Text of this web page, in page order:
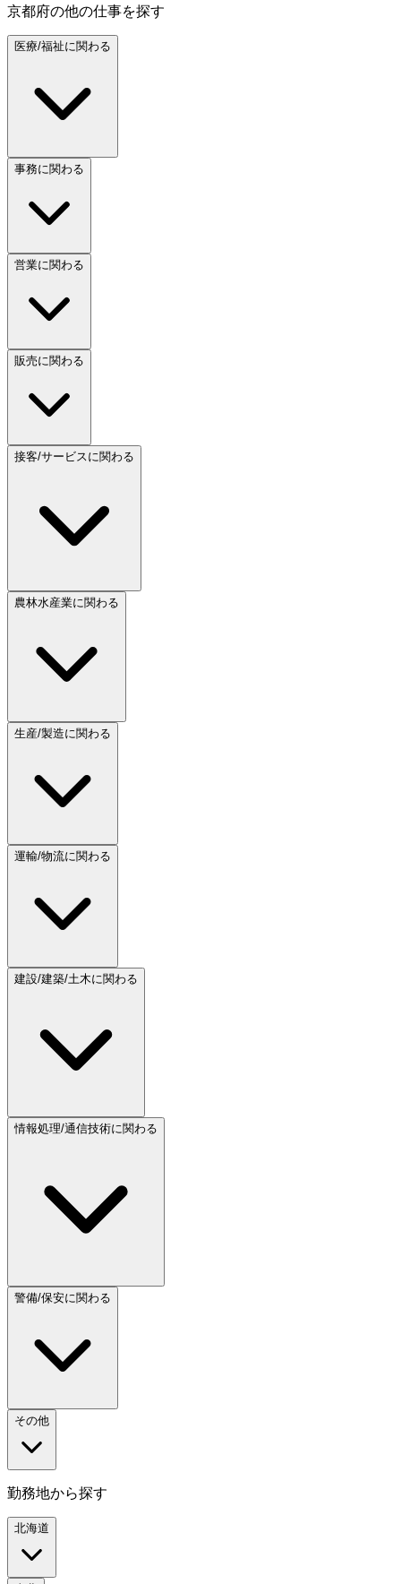
京都府の他の仕事を探す
医療/福祉に関わる
事務に関わる
営業に関わる
販売に関わる
接客/サービスに関わる
農林水産業に関わる
生産/製造に関わる
運輸/物流に関わる
建設/建築/土木に関わる
情報処理/通信技術に関わる
警備/保安に関わる
その他
勤務地から探す
北海道